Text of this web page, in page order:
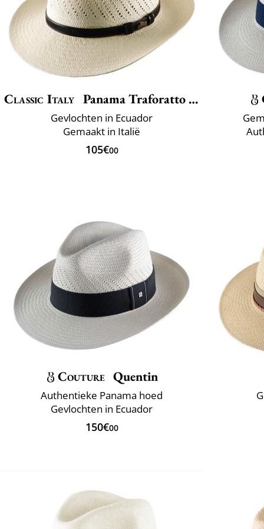
Classic Italy Panama Traforatto Belt
Gevlochten in Ecuador
Gemaakt in Italië
105€00
Couture Quentin
Authentieke Panama hoed
Gevlochten in Ecuador
150€00